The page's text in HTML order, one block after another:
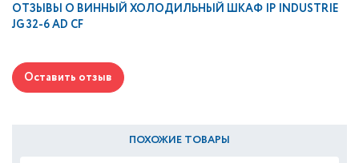
ОТЗЫВЫ О ВИННЫЙ ХОЛОДИЛЬНЫЙ ШКАФ IP INDUSTRIE
JG 32-6 AD CF
Оставить отзыв
ПОХОЖИЕ ТОВАРЫ